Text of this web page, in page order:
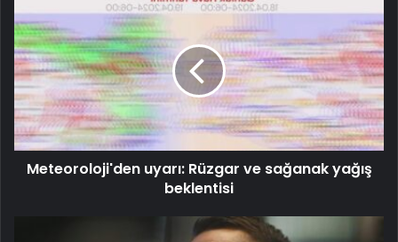
Meteoroloji'den uyarı: Rüzgar ve sağanak yağış
beklentisi